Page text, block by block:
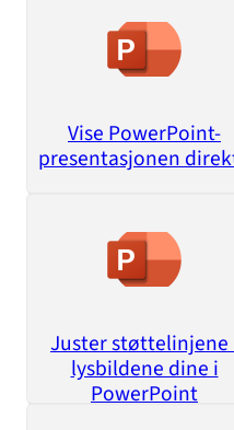
Vise PowerPoint-
presentasjonen
Juster støttelinjene
lysbildene dine i
PowerPoint